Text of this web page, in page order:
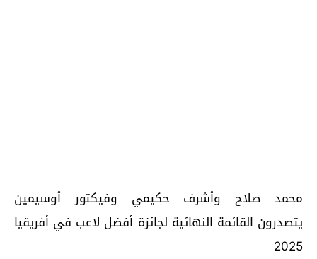
محمد صلاح وأشرف حكيمي وفيكتور أوسيمين
يتصدرون القائمة النهائية لجائزة أفضل لاعب في أفريقيا
2025